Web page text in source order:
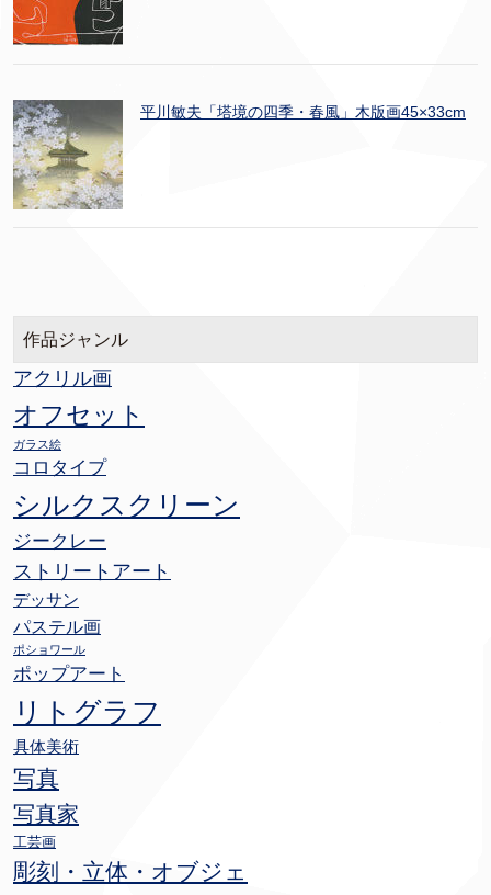
平川敏夫「塔境の四季・春風」木版画45×33cm
作品ジャンル
アクリル画
オフセット
ガラス絵
コロタイプ
シルクスクリーン
ジークレー
ストリートアート
デッサン
パステル画
ポショワール
ポップアート
リトグラフ
具体美術
写真
写真家
工芸画
彫刻・立体・オブジェ